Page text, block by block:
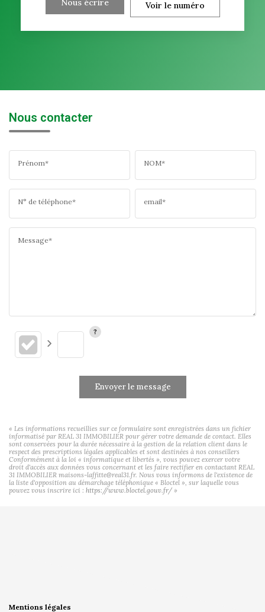
Voir le numéro
Nous contacter
Prénom* NOM*
N° de téléphone* email*
Message*
Envoyer le message
« Les informations recueillies sur ce formulaire sont enregistrées dans un fichier
informatisé par REAL 31 IMMOBILIER pour gérer votre demande de contact. Elles
sont conservées pour la durée nécessaire à la gestion de la relation client dans le
respect des prescriptions légales applicables et sont destinées à nos conseillers
Conformément à la loi « informatique et libertés », vous pouvez exercer votre
droit d'accès aux données vous concernant et les faire rectifier en contactant REAL
31 IMMOBILIER maisons-laffitte@real31.fr. Nous vous informons de l'existence de
la liste d'opposition au démarchage téléphonique « Bloctel », sur laquelle vous
pouvez vous inscrire ici : https://www.bloctel.gouv.fr/ »
Mentions légales